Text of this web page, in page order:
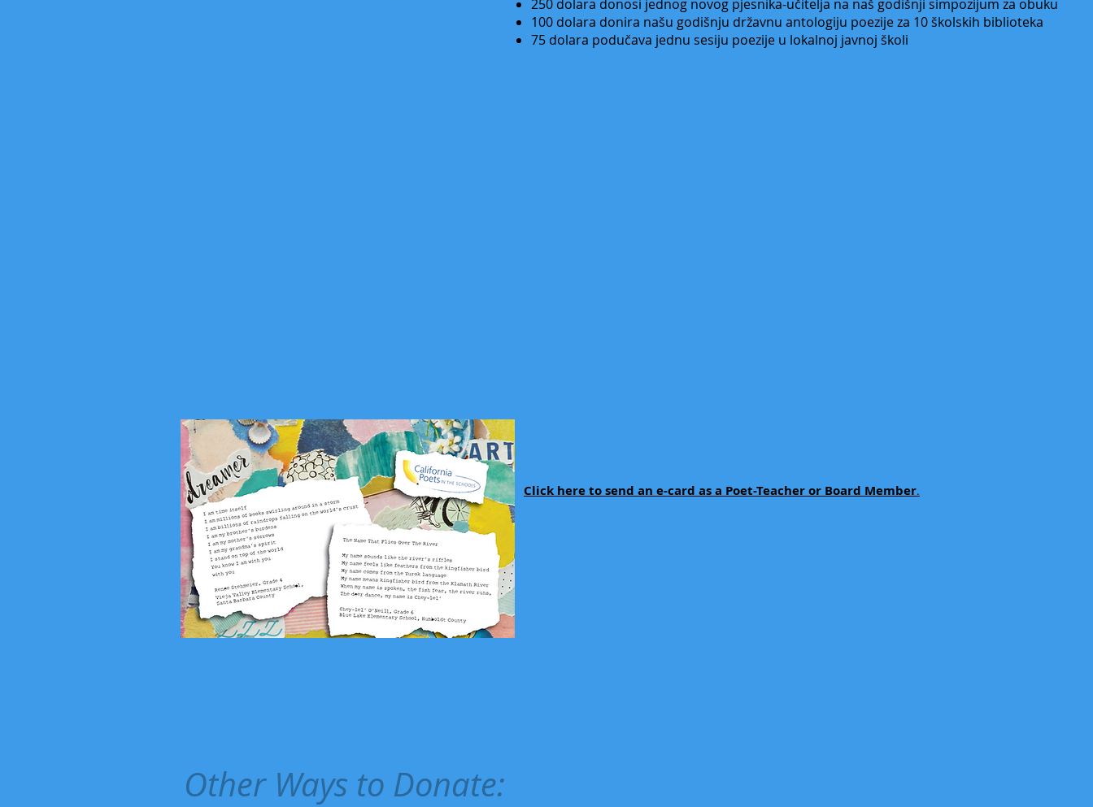
250 dolara donosi jednog novog pjesnika-učitelja na naš godišnji simpozijum za obuku
100 dolara donira našu godišnju državnu antologiju poezije za 10 školskih biblioteka
75 dolara podučava jednu sesiju poezije u lokalnoj javnoj školi
Click here to send an e-card as a Poet-Teacher or Board Member.
Other Ways to Donate: